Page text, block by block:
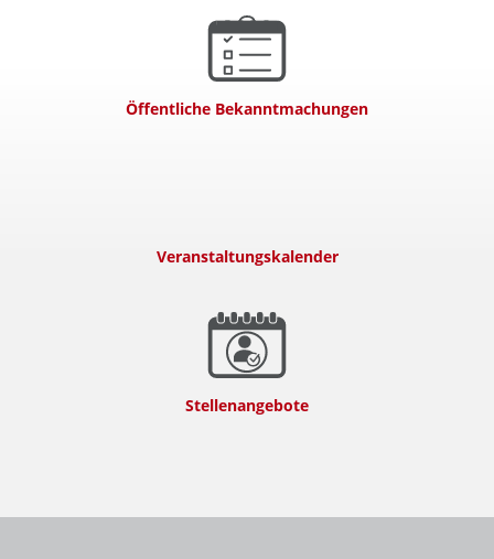
Öffentliche Bekanntmachungen
Veranstaltungskalender
Stellenangebote